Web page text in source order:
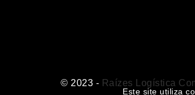
© 2023 - Raízes Logística
Este site utiliza